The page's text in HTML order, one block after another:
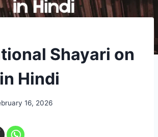
Shayari on
Hindi
16, 2026